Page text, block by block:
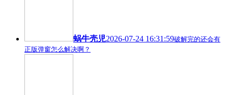
蜗牛壳児2026-07-24 16:31:59破解完的还会有
正版弹窗怎么解决啊？